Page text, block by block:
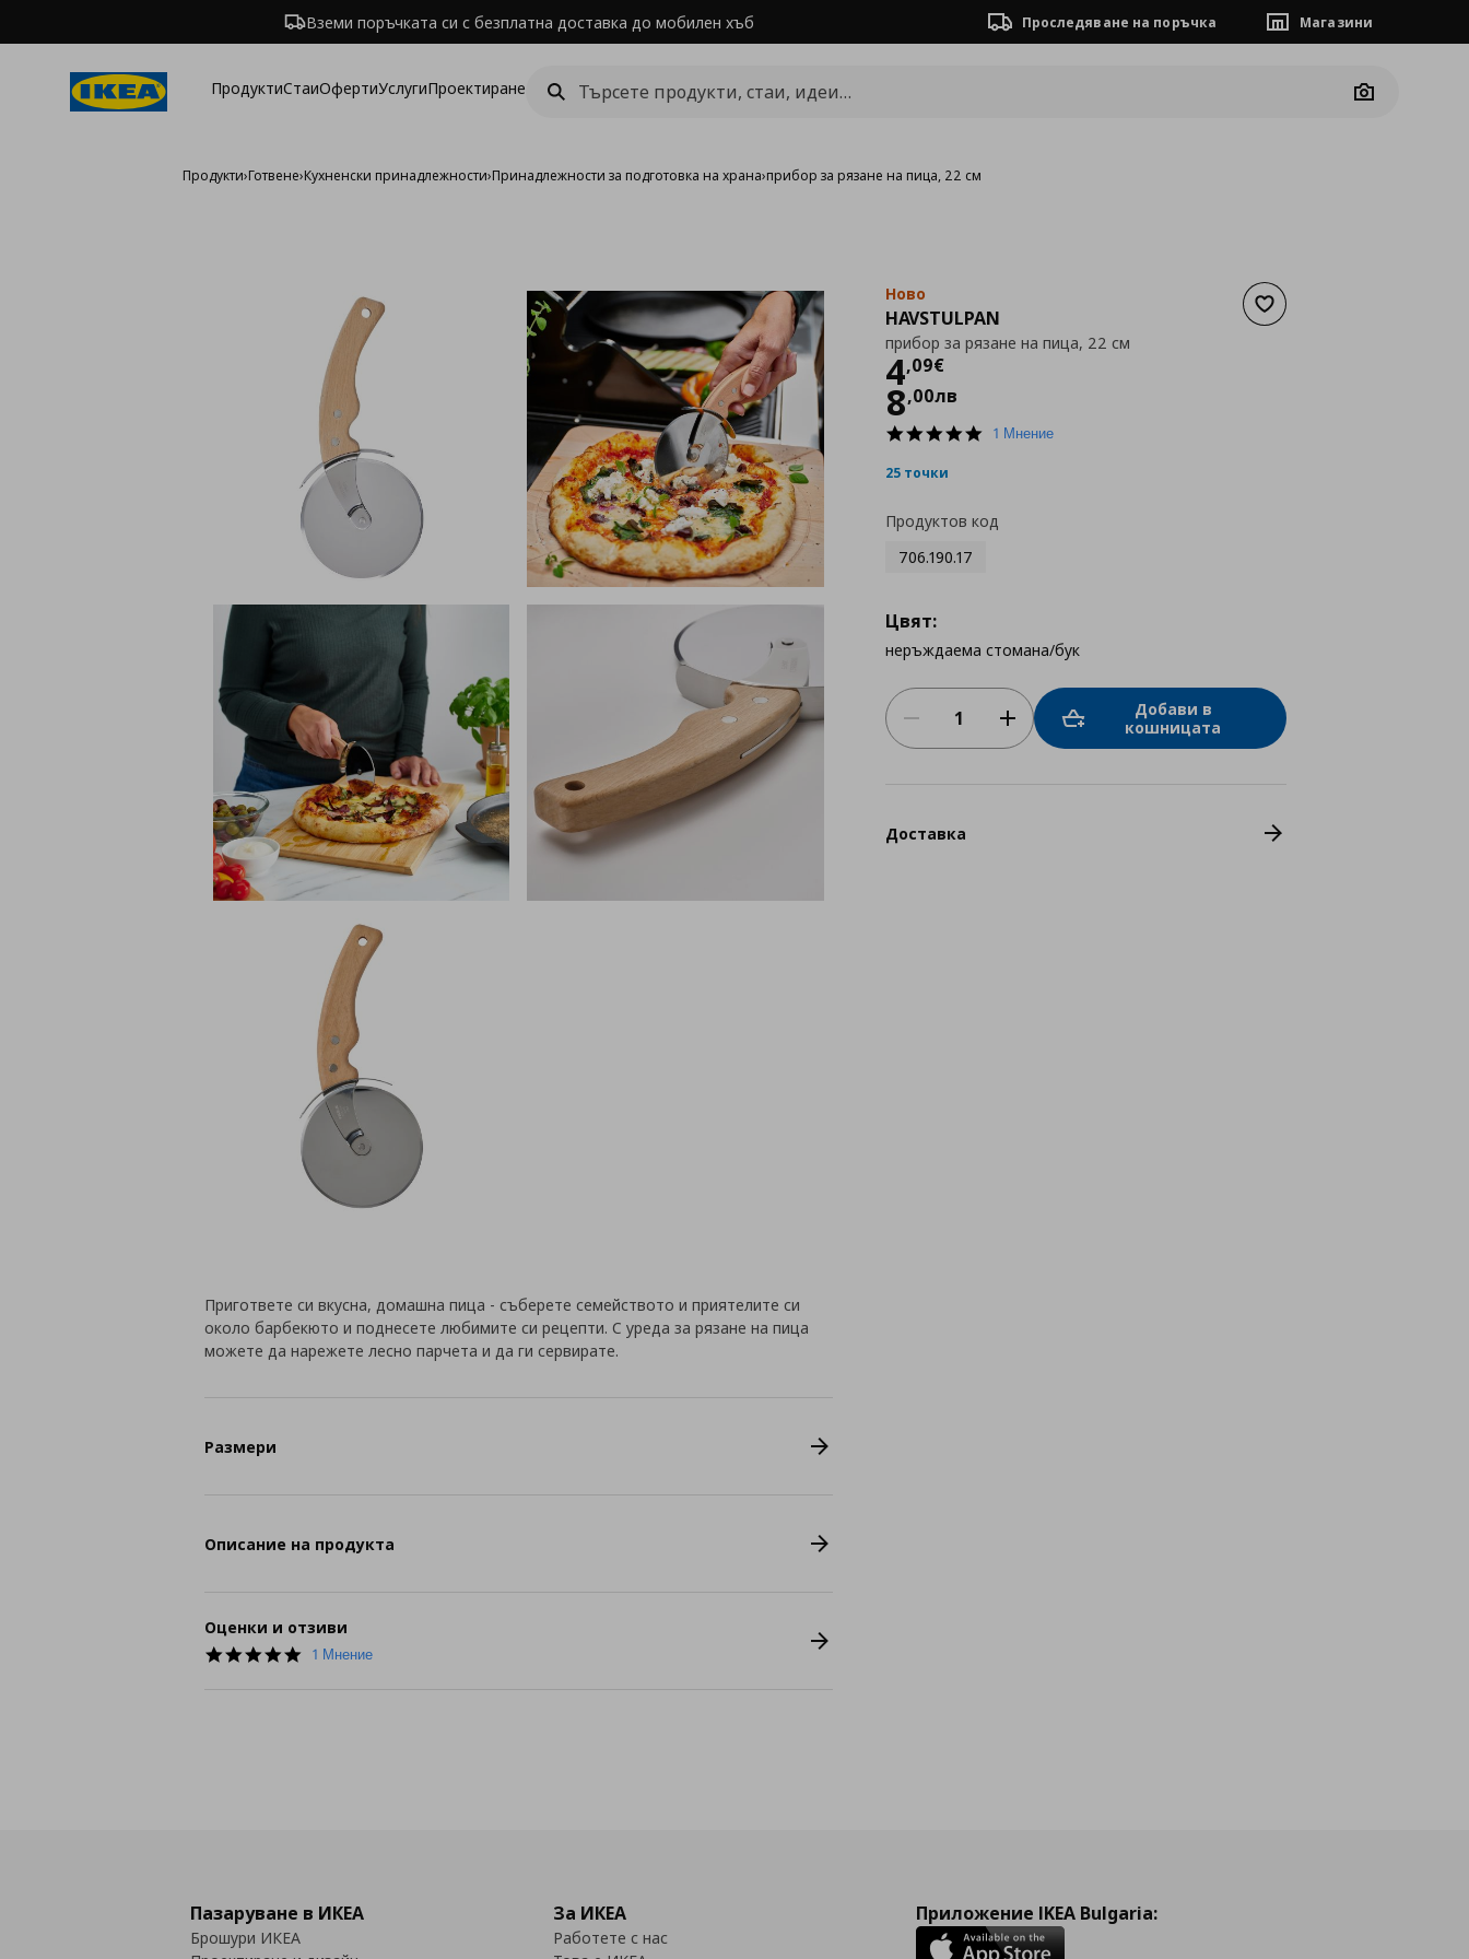
Вземи поръчката си с безплатна доставка до мобилен хъб Проследяване на поръчка Магазини
ПродуктиСтаиОфертиУслугиПроектиране
Camera
Продукти›Готвене›Кухненски принадлежности›Принадлежности за подготовка на храна›прибор за рязане на пица, 22 см
Добави към списъка с
Ново
HAVSTULPAN
прибор за рязане на пица, 22 см
4,09€
Цена
8,00лв
5.01 Мнение
25 точки
Продуктов код
706.190.17
Цвят:
неръждаема стомана/бук
Добави в
кошницата
Доставка
Пригответе си вкусна, домашна пица - съберете семейството и приятелите си
около барбекюто и поднесете любимите си рецепти. С уреда за рязане на пица
можете да нарежете лесно парчета и да ги сервирате.
Размери
Описание на продукта
Оценки и отзиви
5.0
1 Мнение
Пазаруване в ИКЕА
Брошури ИКЕА
За ИКЕА
Работете с нас
Приложение IKEA Bulgaria: